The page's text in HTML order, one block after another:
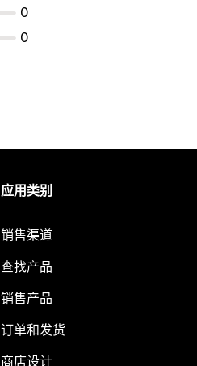
0
0
应用类别
销售渠道
查找产品
销售产品
订单和发货
商店设计